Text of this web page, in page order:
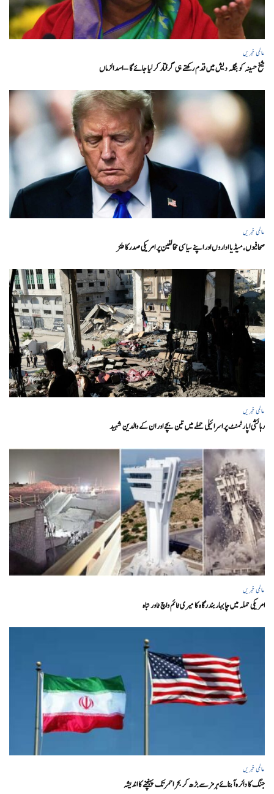
عالمی خبریں
شیخ حسینہ کو بنگلہ دیش میں قدم رکھتے ہی گرفتار کر لیا جائے گا – اسد الزماں
عالمی خبریں
صحافیوں، میڈیا اداروں اور اپنے سیاسی مخالفین پر امریکی صدرکا طنز
عالمی خبریں
رہائشی اپارٹمنٹ پر اسرائیلی حملے میں تین بچے اور ان کے والدین شہید
عالمی خبریں
امریکی حملہ میں چابہار بندرگاہ کا میری ٹائم واچ ٹاور تباہ
عالمی خبریں
جنگ کا دائرہ آبنائے ہرمز سے بڑھ کر بحر احمر تک پہنچنے کا اندیشہ